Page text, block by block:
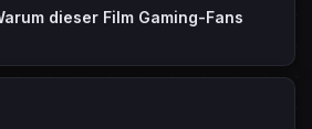
dieser Film Gaming-Fans